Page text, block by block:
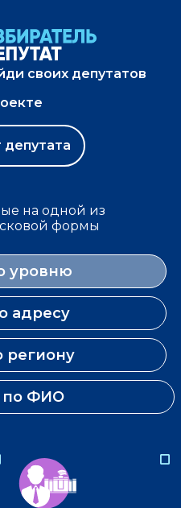
своих депутатов
депутата
на одной из
формы
уровню
адресу
региону
по ФИО